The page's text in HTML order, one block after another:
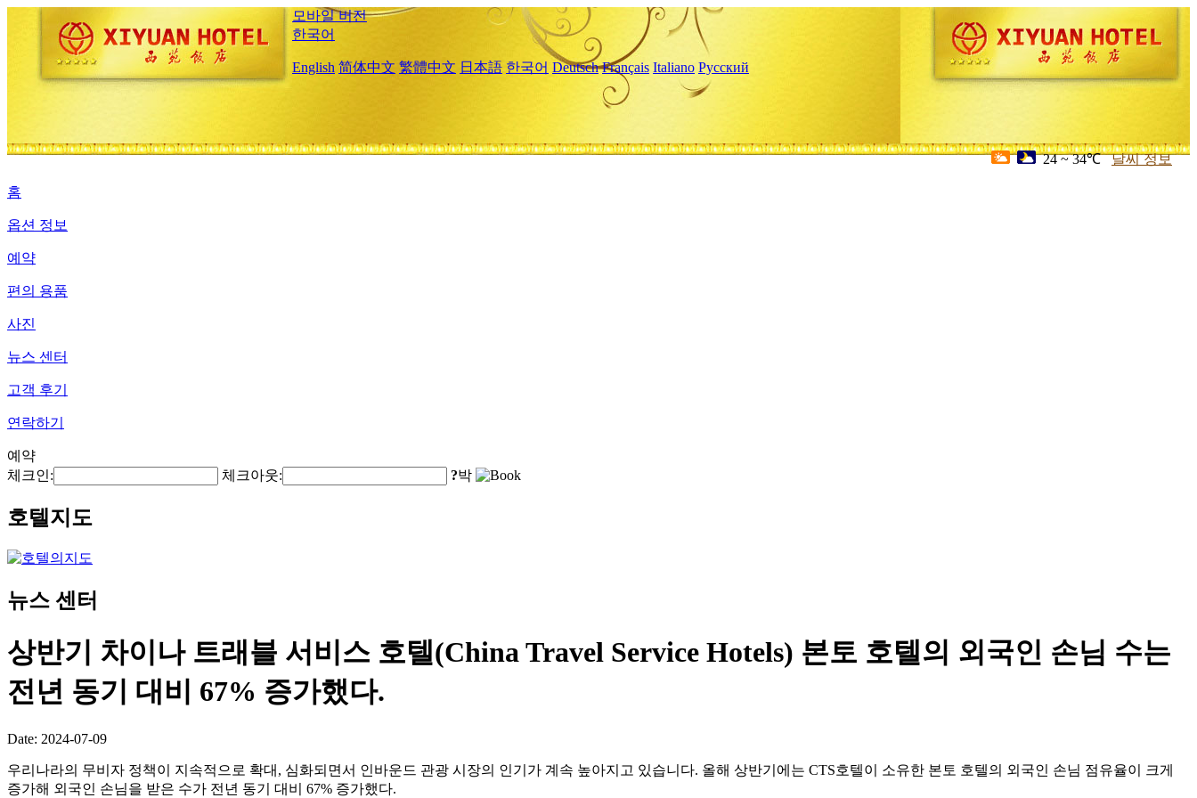
모바일 버전
한국어
English 简体中文 繁體中文 日本語 한국어 Deutsch Français Italiano Русский
24 ~ 34℃ 날씨 정보
홈
옵션 정보
예약
편의 용품
사진
뉴스 센터
고객 후기
연락하기
예약
체크인:
체크아웃: ?박
호텔지도
뉴스 센터
상반기 차이나 트래블 서비스 호텔(China Travel Service Hotels) 본토 호텔의 외국인 손님 수는
전년 동기 대비 67% 증가했다.
Date: 2024-07-09
우리나라의 무비자 정책이 지속적으로 확대, 심화되면서 인바운드 관광 시장의 인기가 계속 높아지고 있습니다. 올해 상반기에는 CTS호텔이 소유한 본토 호텔의 외국인 손님 점유율이 크게
증가해 외국인 손님을 받은 수가 전년 동기 대비 67% 증가했다.